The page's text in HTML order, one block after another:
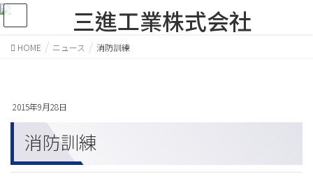
HOME ニュース 消防訓練
2015年9月28日
消防訓練